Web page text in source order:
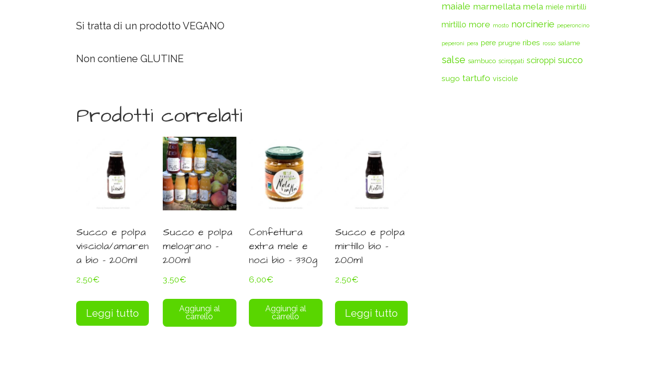
Si tratta di un prodotto VEGANO
Non contiene GLUTINE
Prodotti correlati
Succo e polpa
visciola/amaren
a bio – 200ml
2,50€
Leggi tutto
Succo e polpa
melograno –
200ml
3,50€
Aggiungi al
carrello
Confettura
extra mele e
noci bio – 330g
6,00€
Aggiungi al
carrello
Succo e polpa
mirtillo bio –
200ml
2,50€
Leggi tutto
maiale marmellata mela miele mirtilli
mirtillo more mosto norcinerie peperoncino
peperoni pera pere prugne ribes rosso salame
salse sambuco sciroppati sciroppi succo
sugo tartufo visciole